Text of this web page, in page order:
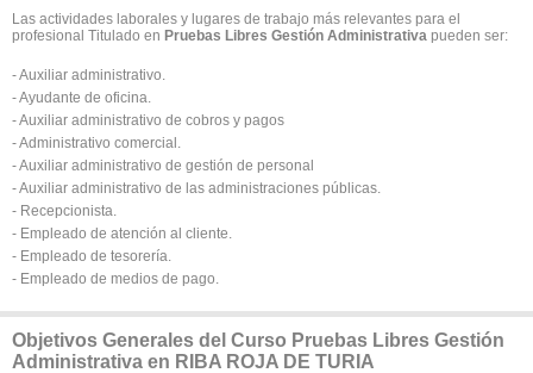
Las actividades laborales y lugares de trabajo más relevantes para el
profesional Titulado en Pruebas Libres Gestión Administrativa pueden ser:
- Auxiliar administrativo.
- Ayudante de oficina.
- Auxiliar administrativo de cobros y pagos
- Administrativo comercial.
- Auxiliar administrativo de gestión de personal
- Auxiliar administrativo de las administraciones públicas.
- Recepcionista.
- Empleado de atención al cliente.
- Empleado de tesorería.
- Empleado de medios de pago.
Objetivos Generales del Curso Pruebas Libres Gestión
Administrativa en RIBA ROJA DE TURIA